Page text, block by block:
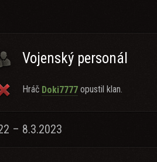
Vojenský personál
Hráč Doki7777 opustil klan.
– 8.3.2023